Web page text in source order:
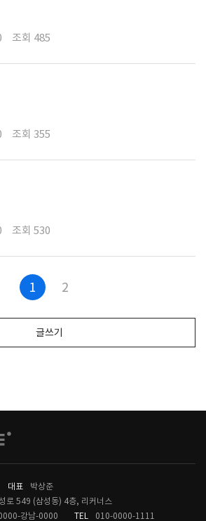
485
355
530
1 2
글쓰기
대표
박상준
로 549 (삼성동) 4층, 리커너스
강남-0000 TEL 010-0000-1111